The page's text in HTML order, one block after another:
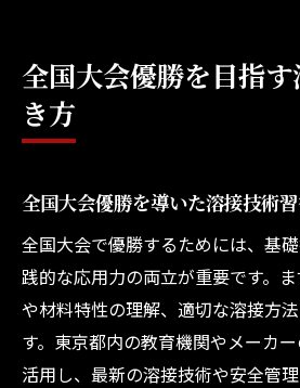
全国大会優勝を目指
き方
全国大会優勝を導いた溶接技術
全国大会で優勝するためには、基
践的な応用力の両立が重要です。
や材料特性の理解、適切な溶接方
す。東京都内の教育機関やメーカ
活用し、最新の溶接技術や安全管